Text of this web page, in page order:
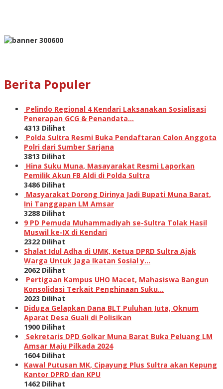
Berita Populer
Pelindo Regional 4 Kendari Laksanakan Sosialisasi
Penerapan GCG & Penandata…
4313 Dilihat
Polda Sultra Resmi Buka Pendaftaran Calon Anggota
Polri dari Sumber Sarjana
3813 Dilihat
Hina Suku Muna, Masayarakat Resmi Laporkan
Pemilik Akun FB Aldi di Polda Sultra
3486 Dilihat
Masyarakat Dorong Dirinya Jadi Bupati Muna Barat,
Ini Tanggapan LM Amsar
3288 Dilihat
9 PD Pemuda Muhammadiyah se-Sultra Tolak Hasil
Muswil ke-IX di Kendari
2322 Dilihat
Shalat Idul Adha di UMK, Ketua DPRD Sultra Ajak
Warga Untuk Jaga Ikatan Sosial y…
2062 Dilihat
Pertigaan Kampus UHO Macet, Mahasiswa Bangun
Konsolidasi Terkait Penghinaan Suku…
2023 Dilihat
Diduga Gelapkan Dana BLT Puluhan Juta, Oknum
Aparat Desa Guali di Polisikan
1900 Dilihat
Sekretaris DPD Golkar Muna Barat Buka Peluang LM
Amsar Maju Pilkada 2024
1604 Dilihat
Kawal Putusan MK, Cipayung Plus Sultra akan Kepung
Kantor DPRD dan KPU
1462 Dilihat